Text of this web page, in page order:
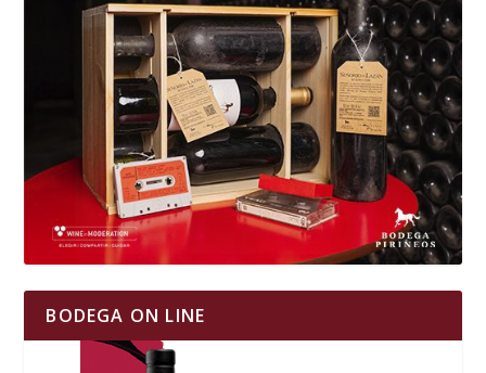
BODEGA ON LINE